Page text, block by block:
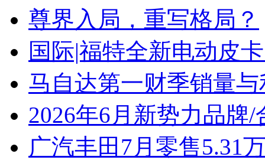
尊界入局，重写格局？
国际|福特全新电动皮
马自达第一财季销量
2026年6月新势力品牌
广汽丰田7月零售5.31